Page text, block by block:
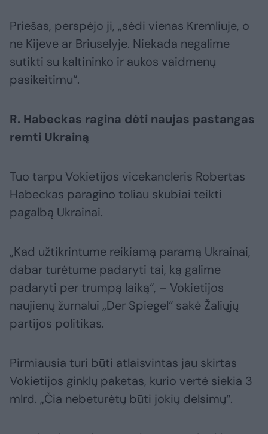
Priešas, perspėjo ji, „sėdi vienas Kremliuje, o
ne Kijeve ar Briuselyje. Niekada negalime
sutikti su kaltininko ir aukos vaidmenų
pasikeitimu“.
R. Habeckas ragina dėti naujas pastangas
remti Ukrainą
Tuo tarpu Vokietijos vicekancleris Robertas
Habeckas paragino toliau skubiai teikti
pagalbą Ukrainai.
„Kad užtikrintume reikiamą paramą Ukrainai,
dabar turėtume padaryti tai, ką galime
padaryti per trumpą laiką“, – Vokietijos
naujienų žurnalui „Der Spiegel“ sakė Žaliųjų
partijos politikas.
Pirmiausia turi būti atlaisvintas jau skirtas
Vokietijos ginklų paketas, kurio vertė siekia 3
mlrd. „Čia nebeturėtų būti jokių delsimų“.